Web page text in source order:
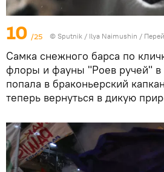
10 /25 © Sputnik / Ilya Naimushin /
Самка снежного барса по
флоры и фауны "Роев ручей" в
попала в браконьерский
теперь вернуться в дикую